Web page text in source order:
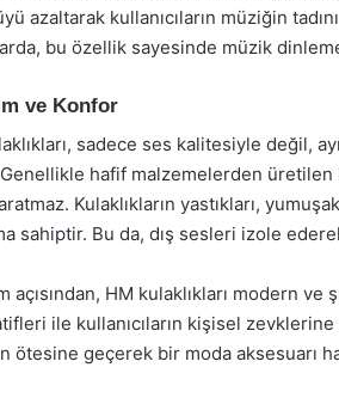
azaltarak kullanıcıların müziğin
bu özellik sayesinde müzik
ve Konfor
sadece ses kalitesiyle değil,
hafif malzemelerden üretilen
Kulaklıkların yastıkları,
sahiptir. Bu da, dış sesleri izole
açısından, HM kulaklıkları modern
ile kullanıcıların kişisel
ötesine geçerek bir moda aksesuarı